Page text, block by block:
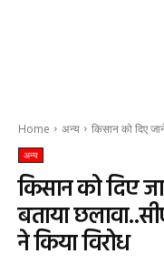
Home अन्य किसान को दिए
अन्य
किसान को दिए
बताया
ने किया विरोध